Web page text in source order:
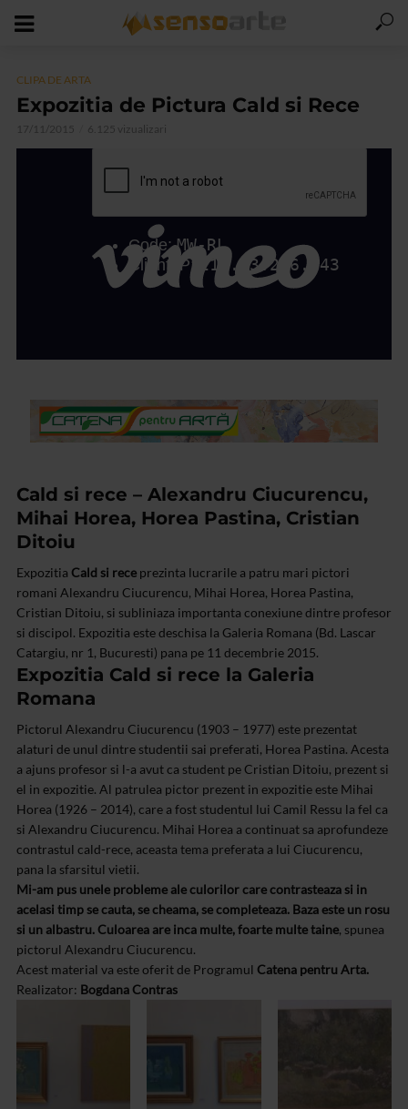
CLIPA DE ARTA
Expozitia de Pictura Cald si Rece
17/11/2015 6.125 vizualizari
Cald si rece – Alexandru Ciucurencu,
Mihai Horea, Horea Pastina, Cristian
Ditoiu
Expozitia Cald si rece prezinta lucrarile a patru mari pictori
romani Alexandru Ciucurencu, Mihai Horea, Horea Pastina,
Cristian Ditoiu, si subliniaza importanta conexiune dintre profesor
si discipol. Expozitia este deschisa la Galeria Romana (Bd. Lascar
Catargiu, nr 1, Bucuresti) pana pe 11 decembrie 2015.
Expozitia Cald si rece la Galeria
Romana
Pictorul Alexandru Ciucurencu (1903 – 1977) este prezentat
alaturi de unul dintre studentii sai preferati, Horea Pastina. Acesta
a ajuns profesor si l-a avut ca student pe Cristian Ditoiu, prezent si
el in expozitie. Al patrulea pictor prezent in expozitie este Mihai
Horea (1926 – 2014), care a fost studentul lui Camil Ressu la fel ca
si Alexandru Ciucurencu. Mihai Horea a continuat sa aprofundeze
contrastul cald-rece, aceasta tema preferata a lui Ciucurencu,
pana la sfarsitul vietii.
Mi-am pus unele probleme ale culorilor care contrasteaza si in
acelasi timp se cauta, se cheama, se completeaza. Baza este un rosu
si un albastru. Culoarea are inca multe, foarte multe taine, spunea
pictorul Alexandru Ciucurencu.
Acest material va este oferit de Programul Catena pentru Arta.
Realizator: Bogdana Contras